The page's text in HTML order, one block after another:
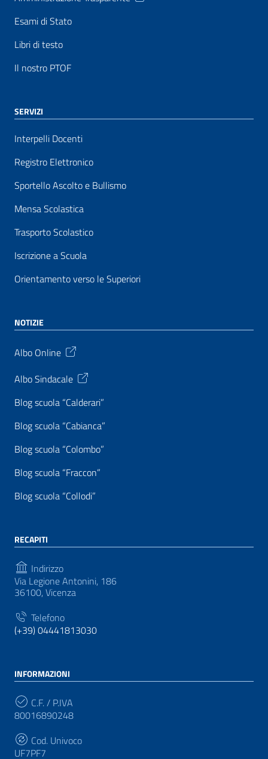
Esami di Stato
Libri di testo
Il nostro PTOF
SERVIZI
Interpelli Docenti
Registro Elettronico
Sportello Ascolto e Bullismo
Mensa Scolastica
Trasporto Scolastico
Iscrizione a Scuola
Orientamento verso le Superiori
NOTIZIE
Albo Online
Albo Sindacale
Blog scuola “Calderari”
Blog scuola “Cabianca”
Blog scuola “Colombo”
Blog scuola “Fraccon”
Blog scuola “Collodi”
RECAPITI
Indirizzo
Via Legione Antonini, 186
36100, Vicenza
Telefono
(+39) 04441813030
INFORMAZIONI
C.F. / P.IVA
80016890248
Cod. Univoco
UF7PF7